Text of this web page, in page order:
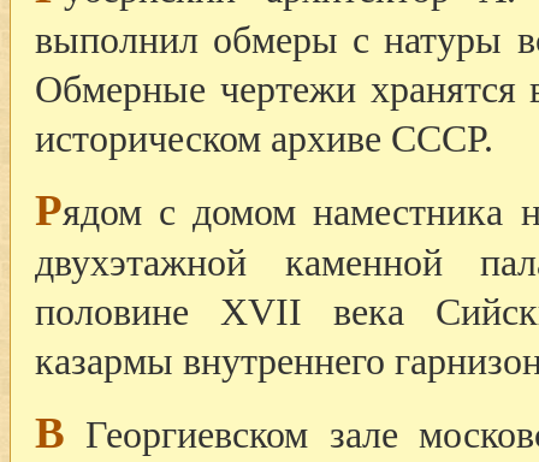
выполнил обмеры с натуры
Обмерные чертежи хранятся
историческом архиве СССР.
Рядом с домом наместника
двухэтажной каменной
половине XVII века
казармы внутреннего
В Георгиевском зале